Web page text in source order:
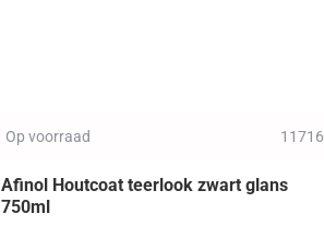
Op voorraad 11716
Afinol Houtcoat teerlook zwart glans
750ml